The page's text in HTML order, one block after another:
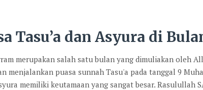
Tasu’a dan Asyura di
merupakan salah satu bulan yang dimuliakan oleh
menjalankan puasa sunnah Tasu'a pada tanggal 9
memiliki keutamaan yang sangat besar. Rasulullah